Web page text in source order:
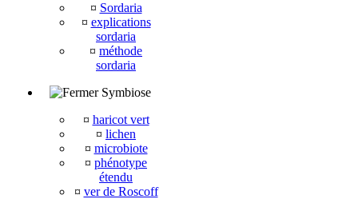
¤ Sordaria
¤ explications
sordaria
¤ méthode
sordaria
Symbiose
¤ haricot vert
¤ lichen
¤ microbiote
¤ phénotype
étendu
¤ ver de Roscoff